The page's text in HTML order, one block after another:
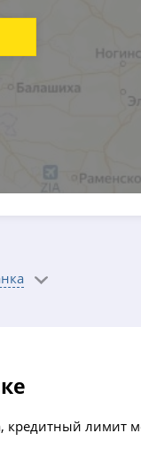
лимит